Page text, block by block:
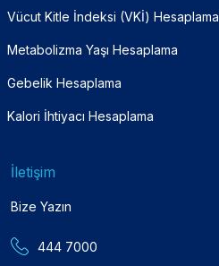
Vücut Kitle İndeksi (VKİ) Hesaplama
Metabolizma Yaşı Hesaplama
Gebelik Hesaplama
Kalori İhtiyacı Hesaplama
İletişim
Bize Yazın
444 7000